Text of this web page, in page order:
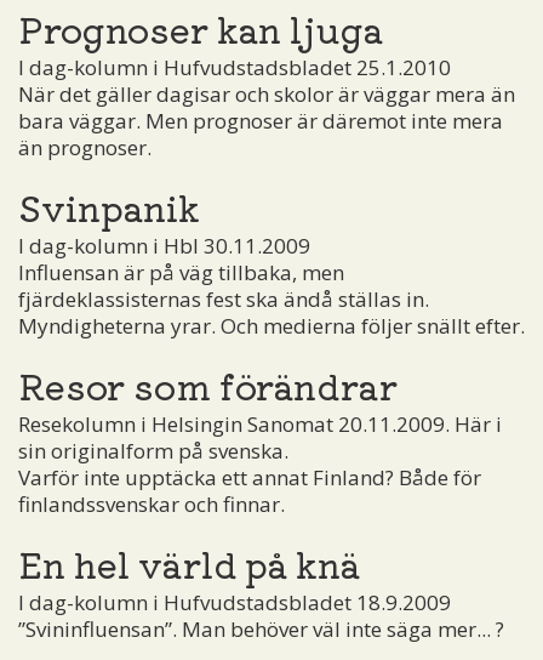
Prognoser kan ljuga
I dag-kolumn i Hufvudstadsbladet 25.1.2010
När det gäller dagisar och skolor är väggar mera än
bara väggar. Men prognoser är däremot inte mera
än prognoser.
Svinpanik
I dag-kolumn i Hbl 30.11.2009
Influensan är på väg tillbaka, men
fjärdeklassisternas fest ska ändå ställas in.
Myndigheterna yrar. Och medierna följer snällt efter.
Resor som förändrar
Resekolumn i Helsingin Sanomat 20.11.2009. Här i
sin originalform på svenska.
Varför inte upptäcka ett annat Finland? Både för
finlandssvenskar och finnar.
En hel värld på knä
I dag-kolumn i Hufvudstadsbladet 18.9.2009
”Svininfluensan”. Man behöver väl inte säga mer... ?